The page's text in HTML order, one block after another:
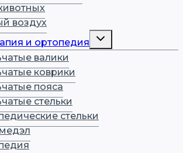
воздух
и ортопедия
Переключить
меню
валики
коврики
пояса
стельки
стельки